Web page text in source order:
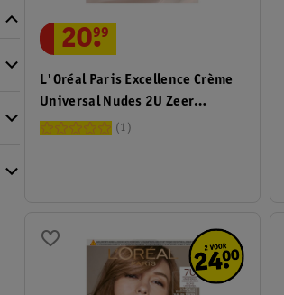
L'Oréal Paris Excellence Crème
Universal Nudes 2U Zeer
Donkerbruin Permanente
20.
99
1